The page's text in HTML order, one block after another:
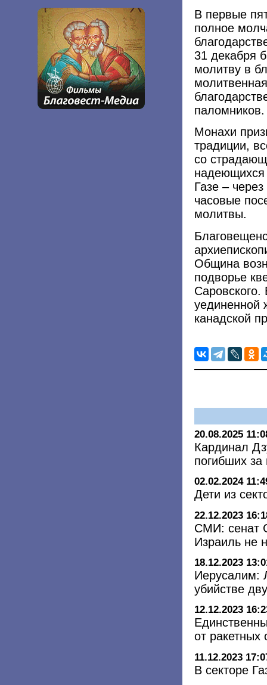
В первые
полное
31 декабря
молитву в
паломников.
Монахи
традиции,
со
надеющихся
Газе –
часовые
молитвы.
Община
подворье
уединенной
канадской
20.08.2025
Кардинал
погибших
02.02.2024
Дети из
22.12.2023
СМИ: сенат
Израиль не
18.12.2023
Иерусалим:
убийстве
12.12.2023
от ракетных
11.12.2023
В секторе